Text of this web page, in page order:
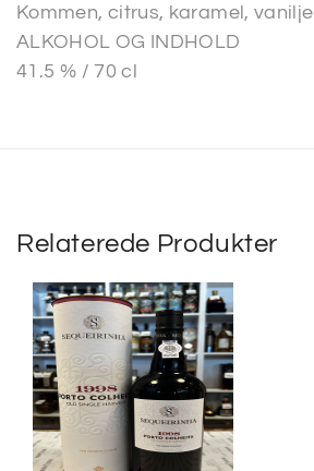
Kommen, citrus, karamel, vanilje
ALKOHOL OG INDHOLD
41.5 % / 70 cl
Relaterede Produkter